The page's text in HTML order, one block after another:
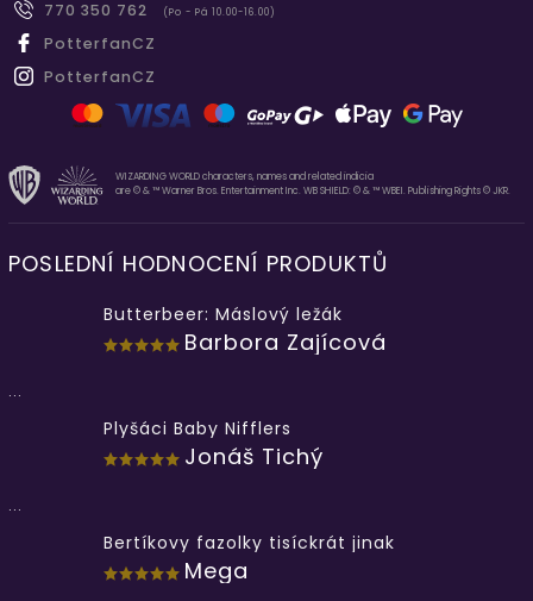
770 350 762
(Po - Pá 10.00-16.00)
PotterfanCZ
PotterfanCZ
WIZARDING WORLD characters, names and related indicia
are © & ™ Warner Bros. Entertainment Inc. WB SHIELD: © & ™ WBEI. Publishing Rights © JKR.
POSLEDNÍ HODNOCENÍ PRODUKTŮ
Butterbeer: Máslový ležák
Barbora Zajícová
...
Plyšáci Baby Nifflers
Jonáš Tichý
...
Bertíkovy fazolky tisíckrát jinak
Mega